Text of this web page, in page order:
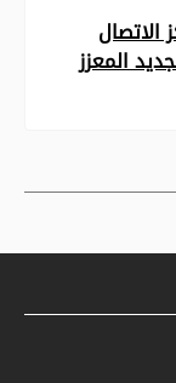
الاتصال
المعزز